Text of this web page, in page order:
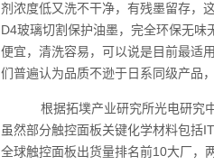
剂浓度低又洗不干净，有残墨留存，
D4玻璃切割保护油墨，完全环保无
便宜，清洗容易，可以说是目前最适
们普遍认为品质不逊于日系同级产品
根据拓墣产业研究所光电研究
虽然部分触控面板关键化学材料包括
全球触控面板出货量排名前10大厂，